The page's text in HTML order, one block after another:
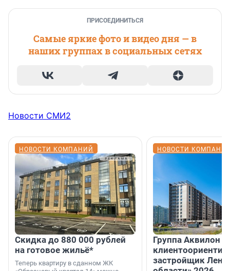
ПРИСОЕДИНИТЬСЯ
Самые яркие фото и видео дня — в
наших группах в социальных сетях
Новости СМИ2
НОВОСТИ КОМПАНИЙ
Скидка до 880 000 рублей
на готовое жильё*
Теперь квартиру в сданном ЖК
НОВОСТИ
Группа Аквилон
застройщик